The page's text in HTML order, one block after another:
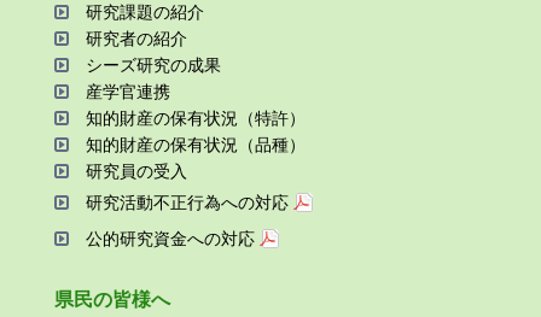
研究課題の紹介
研究者の紹介
シーズ研究の成果
産学官連携
知的財産の保有状況（特許）
知的財産の保有状況（品種）
研究員の受⼊
研究活動不正⾏為への対応
公的研究資金への対応
県⺠の皆様へ